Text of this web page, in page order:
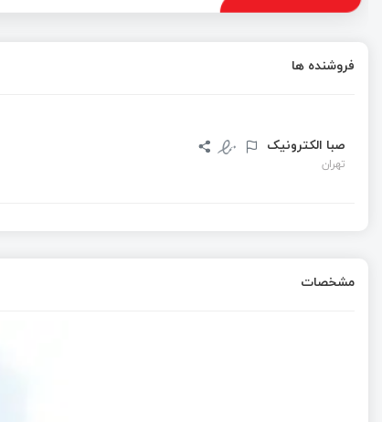
فروشنده ها
صبا الکترونیک
تهران
مشخصات